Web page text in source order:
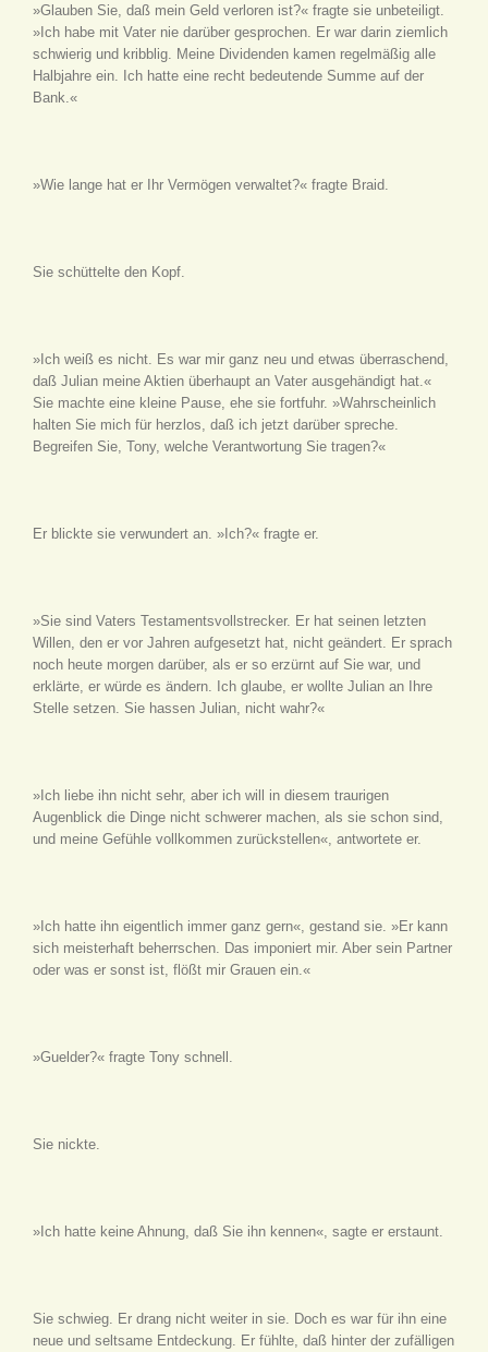
»Glauben Sie, daß mein Geld verloren ist?« fragte sie unbeteiligt.
»Ich habe mit Vater nie darüber gesprochen. Er war darin ziemlich
schwierig und kribblig. Meine Dividenden kamen regelmäßig alle
Halbjahre ein. Ich hatte eine recht bedeutende Summe auf der
Bank.«
»Wie lange hat er Ihr Vermögen verwaltet?« fragte Braid.
Sie schüttelte den Kopf.
»Ich weiß es nicht. Es war mir ganz neu und etwas überraschend,
daß Julian meine Aktien überhaupt an Vater ausgehändigt hat.«
Sie machte eine kleine Pause, ehe sie fortfuhr. »Wahrscheinlich
halten Sie mich für herzlos, daß ich jetzt darüber spreche.
Begreifen Sie, Tony, welche Verantwortung Sie tragen?«
Er blickte sie verwundert an. »Ich?« fragte er.
»Sie sind Vaters Testamentsvollstrecker. Er hat seinen letzten
Willen, den er vor Jahren aufgesetzt hat, nicht geändert. Er sprach
noch heute morgen darüber, als er so erzürnt auf Sie war, und
erklärte, er würde es ändern. Ich glaube, er wollte Julian an Ihre
Stelle setzen. Sie hassen Julian, nicht wahr?«
»Ich liebe ihn nicht sehr, aber ich will in diesem traurigen
Augenblick die Dinge nicht schwerer machen, als sie schon sind,
und meine Gefühle vollkommen zurückstellen«, antwortete er.
»Ich hatte ihn eigentlich immer ganz gern«, gestand sie. »Er kann
sich meisterhaft beherrschen. Das imponiert mir. Aber sein Partner
oder was er sonst ist, flößt mir Grauen ein.«
»Guelder?« fragte Tony schnell.
Sie nickte.
»Ich hatte keine Ahnung, daß Sie ihn kennen«, sagte er erstaunt.
Sie schwieg. Er drang nicht weiter in sie. Doch es war für ihn eine
neue und seltsame Entdeckung. Er fühlte, daß hinter der zufälligen